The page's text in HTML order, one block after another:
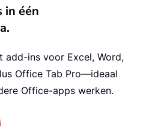
één
add-ins voor Excel, Word,
Office Tab Pro—ideaal
Office-apps werken.